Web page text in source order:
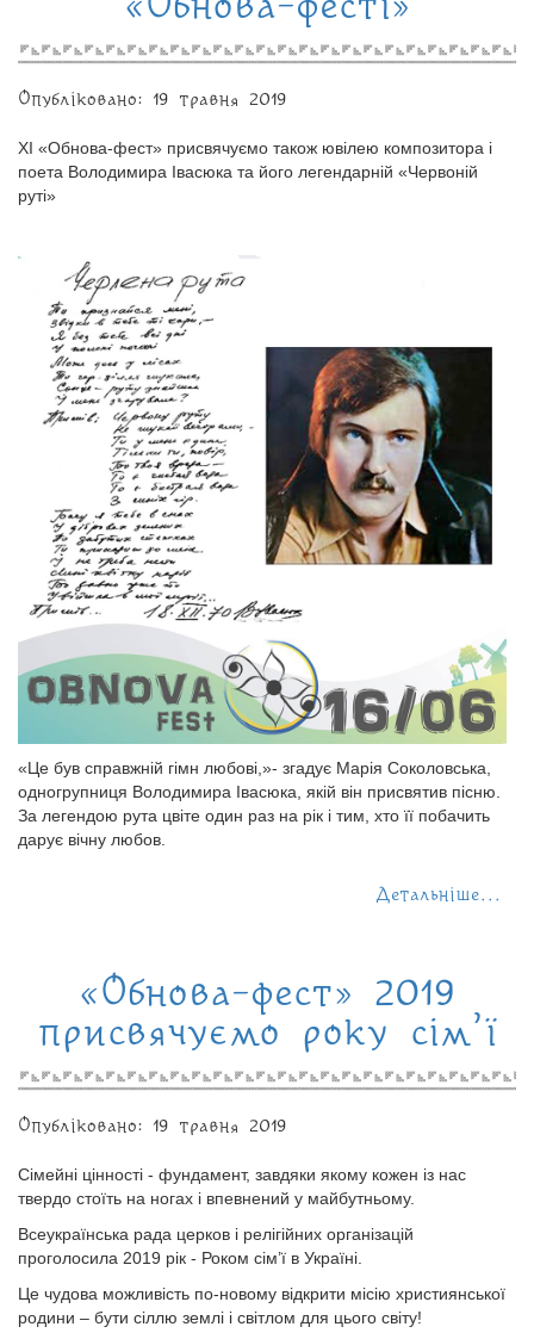
«Обнова-фесті»
Опубліковано: 19 травня 2019
ХІ «Обнова-фест» присвячуємо також ювілею композитора і
поета Володимира Івасюка та його легендарній «Червоній
руті»
«Це був справжній гімн любові,»- згадує Марія Соколовська,
одногрупниця Володимира Івасюка, якій він присвятив пісню.
За легендою рута цвіте один раз на рік і тим, хто її побачить
дарує вічну любов.
Детальніше...
«Обнова-фест» 2019
присвячуємо року сім’ї
Опубліковано: 19 травня 2019
Сімейні цінності - фундамент, завдяки якому кожен із нас
твердо стоїть на ногах і впевнений у майбутньому.
Всеукраїнська рада церков і релігійних організацій
проголосила 2019 рік - Роком сім’ї в Україні.
Це чудова можливість по-новому відкрити місію християнської
родини – бути сіллю землі і світлом для цього світу!